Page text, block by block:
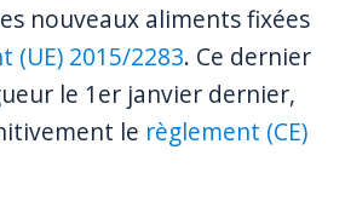
nouveaux aliments fixées
(UE) 2015/2283. Ce dernier
le 1er janvier dernier,
le règlement (CE)